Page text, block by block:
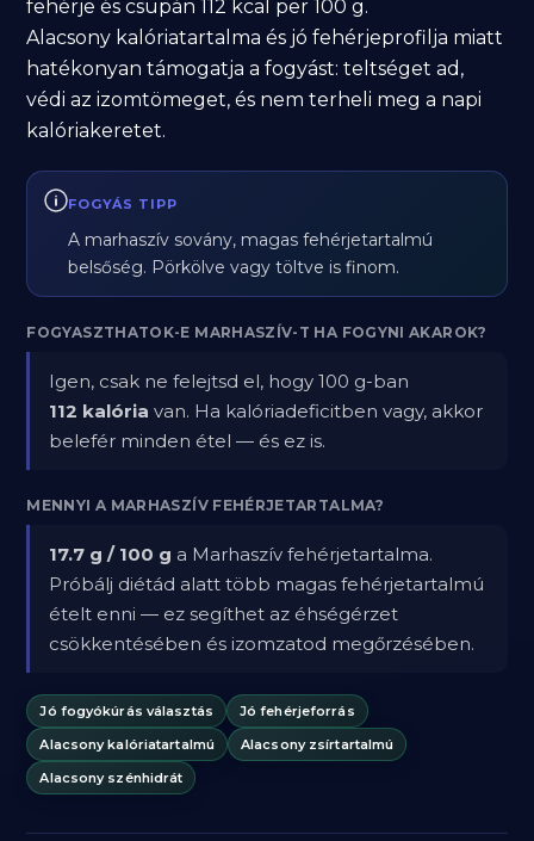
fehérje és csupán 112 kcal per 100 g.
Alacsony kalóriatartalma és jó fehérjeprofilja miatt
hatékonyan támogatja a fogyást: teltséget ad,
védi az izomtömeget, és nem terheli meg a napi
kalóriakeretet.
FOGYÁS TIPP
A marhaszív sovány, magas fehérjetartalmú
belsőség. Pörkölve vagy töltve is finom.
FOGYASZTHATOK-E MARHASZÍV-T HA FOGYNI AKAROK?
Igen, csak ne felejtsd el, hogy 100 g-ban
112 kalória van. Ha kalóriadeficitben vagy, akkor
belefér minden étel — és ez is.
MENNYI A MARHASZÍV FEHÉRJETARTALMA?
17.7 g / 100 g a Marhaszív fehérjetartalma.
Próbálj diétád alatt több magas fehérjetartalmú
ételt enni — ez segíthet az éhségérzet
csökkentésében és izomzatod megőrzésében.
Jó fogyókúrás választás
Jó fehérjeforrás
Alacsony kalóriatartalmú
Alacsony zsírtartalmú
Alacsony szénhidrát